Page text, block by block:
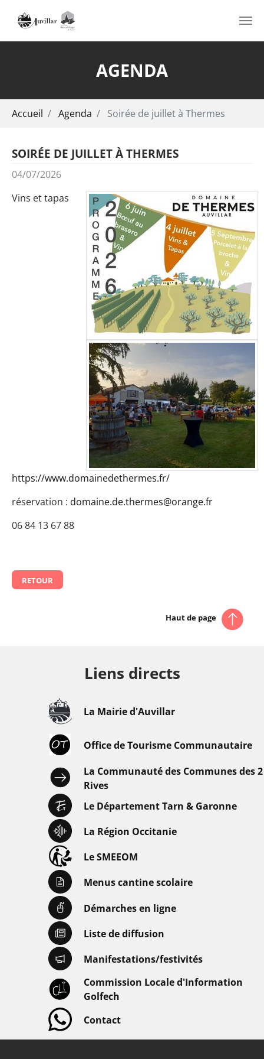
AGENDA
Accueil Agenda Soirée de juillet à Thermes
SOIRÉE DE JUILLET À THERMES
04/07/2026
Vins et tapas
https://www.domainedethermes.fr/
réservation : domaine.de.thermes@orange.fr
06 84 13 67 88
RETOUR
Haut de page
Liens directs
La Mairie d'Auvillar
Office de Tourisme Communautaire
La Communauté des Communes des 2
Rives
Le Département Tarn & Garonne
La Région Occitanie
Le SMEEOM
Menus cantine scolaire
Démarches en ligne
Liste de diffusion
Manifestations/festivités
Commission Locale d'Information
Golfech
Contact